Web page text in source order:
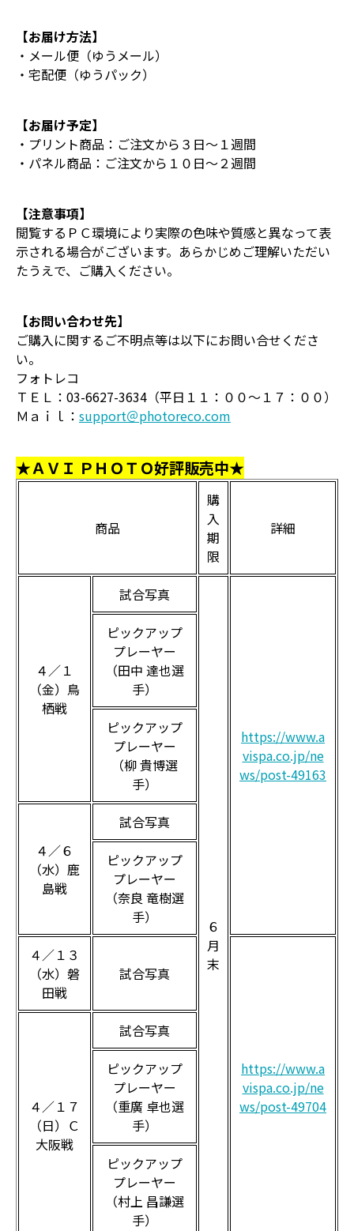
【お届け方法】
・メール便（ゆうメール）
・宅配便（ゆうパック）
【お届け予定】
・プリント商品：ご注文から３日～１週間
・パネル商品：ご注文から１０日～２週間
【注意事項】
閲覧するＰＣ環境により実際の色味や質感と異なって表
示される場合がございます。あらかじめご理解いただい
たうえで、ご購入ください。
【お問い合わせ先】
ご購入に関するご不明点等は以下にお問い合せくださ
い。
フォトレコ
ＴＥＬ：03-6627-3634（平日１１：００～１７：００）
Ｍａｉｌ： support＠photoreco.com
★ＡＶＩ ＰＨＯＴＯ好評販売中★
商品
購
入
期
限
詳細
４／１
（金）鳥
栖戦
試合写真
６
月
末
https://www.a
vispa.co.jp/ne
ws/post-49163
ピックアップ
プレーヤー
（田中 達也選
手）
ピックアップ
プレーヤー
（柳 貴博選
手）
４／６
（水）鹿
島戦
試合写真
ピックアップ
プレーヤー
（奈良 竜樹選
手）
４／１３
（水）磐
田戦
試合写真
https://www.a
vispa.co.jp/ne
ws/post-49704
４／１７
（日）Ｃ
大阪戦
試合写真
ピックアップ
プレーヤー
（重廣 卓也選
手）
ピックアップ
プレーヤー
（村上 昌謙選
手）